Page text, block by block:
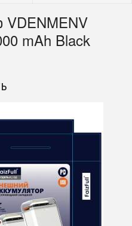
VDENMENV
mAh Black